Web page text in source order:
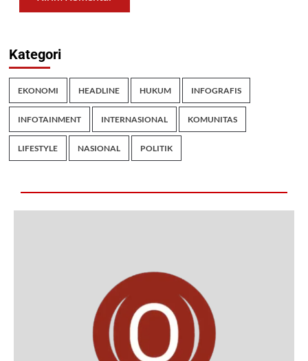
Kategori
EKONOMI HEADLINE HUKUM INFOGRAFIS
INFOTAINMENT INTERNASIONAL KOMUNITAS
LIFESTYLE NASIONAL POLITIK